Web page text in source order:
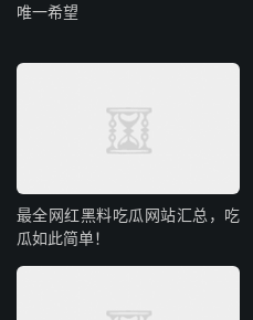
唯一希望
最全网红黑料吃瓜网站汇总，吃
瓜如此简单！